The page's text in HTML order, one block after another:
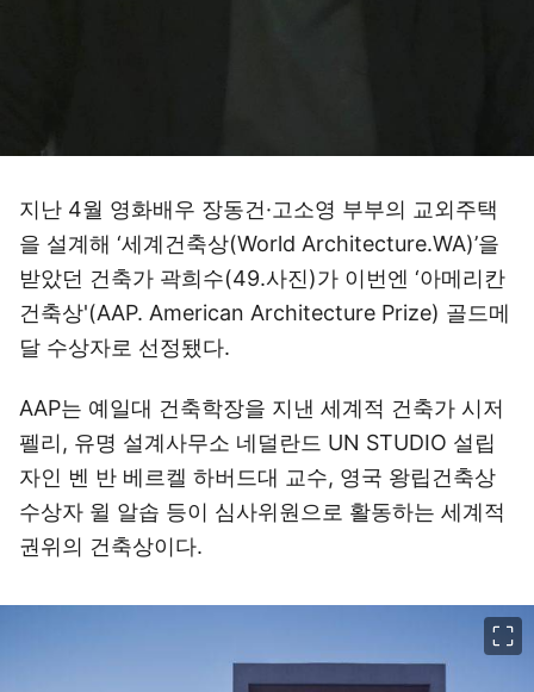
지난 4월 영화배우 장동건·고소영 부부의 교외주택
을 설계해 ‘세계건축상(World Architecture.WA)’을
받았던 건축가 곽희수(49.사진)가 이번엔 ‘아메리칸
건축상'(AAP. American Architecture Prize) 골드메
달 수상자로 선정됐다.
AAP는 예일대 건축학장을 지낸 세계적 건축가 시저
펠리, 유명 설계사무소 네덜란드 UN STUDIO 설립
자인 벤 반 베르켈 하버드대 교수, 영국 왕립건축상
수상자 윌 알솝 등이 심사위원으로 활동하는 세계적
권위의 건축상이다.